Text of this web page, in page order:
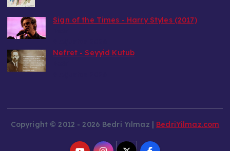
Sign of the Times - Harry Styles (2017)
Nefret - Seyyid Kutub
Copyright © 2012 - 2026 Bedri Yılmaz | BedriYilmaz.com